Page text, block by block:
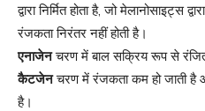
द्वारा निर्मित होता है, जो मेलानोसाइट्स
रंजकता निरंतर नहीं होती है।
एनाजेनचरण में बाल सक्रिय रूप से
कैटजेनचरण में रंजकता कम हो जाती है
है।